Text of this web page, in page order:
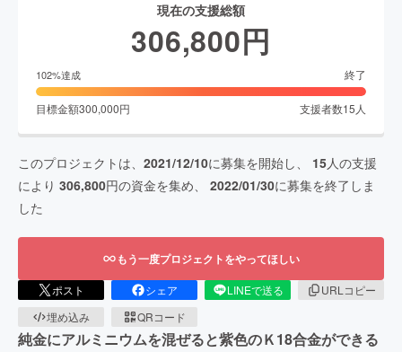
現在の支援総額
306,800円
102%達成 終了
目標金額300,000円 支援者数15 人
このプロジェクトは、 2021/12/10に募集を開始し、 15人の支援
により 306,800円の資金を集め、 2022/01/30に募集を終了しま
した
もう一度プロジェクトをやってほしい
ポスト シェア LINEで送る
URLコピー
埋め込み
QRコード
純金にアルミニウムを混ぜると紫色のＫ18合金ができる